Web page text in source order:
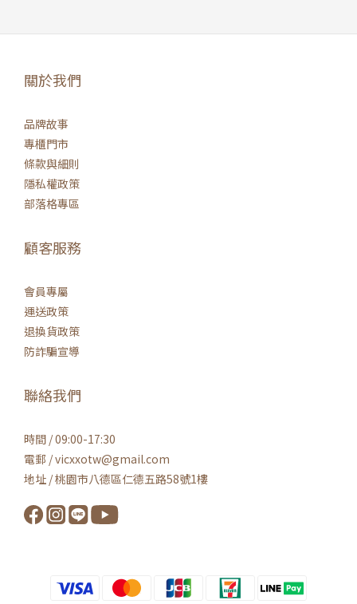
關於我們
品牌故事
專櫃門市
條款與細則
隱私權政策
部落格專區
顧客服務
會員專屬
運送政策
退換貨政策
防詐騙宣導
聯絡我們
時間 / 09:00-17:30
電郵 / vicxxotw@gmail.com
地址 / 桃園市八德區仁德五路58號1樓